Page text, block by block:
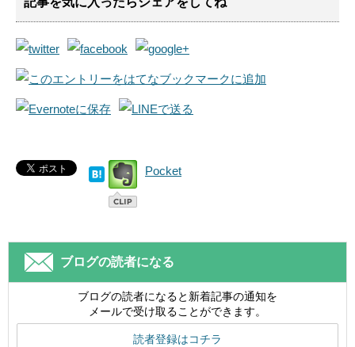
Pocket
ブログの読者になる
ブログの読者になると新着記事の通知を
メールで受け取ることができます。
読者登録はコチラ